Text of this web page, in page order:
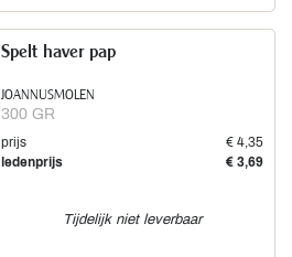
JOANNUSMOLEN
300 GR
Spelt haver pap
prijs
€ 4,35
ledenprijs
€ 3,69
Tijdelijk niet leverbaar